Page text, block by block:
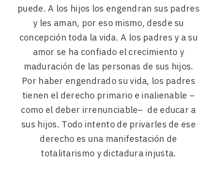
puede. A los hijos los engendran sus padres
y les aman, por eso mismo, desde su
concepción toda la vida. A los padres y a su
amor se ha confiado el crecimiento y
maduración de las personas de sus hijos.
Por haber engendrado su vida, los padres
tienen el derecho primario e inalienable –
como el deber irrenunciable– de educar a
sus hijos. Todo intento de privarles de ese
derecho es una manifestación de
totalitarismo y dictadura injusta.